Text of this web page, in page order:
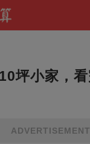
坪小家，
ADVERTISEMENT